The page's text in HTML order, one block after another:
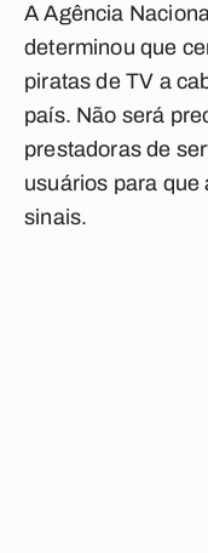
A Agência
determinou que
piratas de TV a
país. Não será
prestadoras de
usuários para que
sinais.